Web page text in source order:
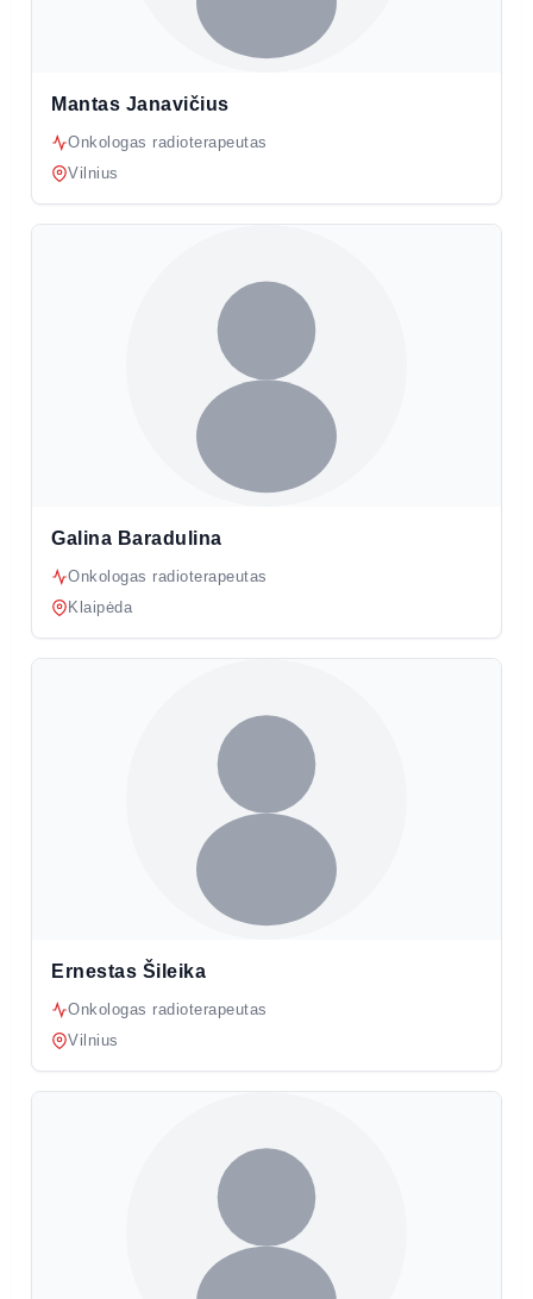
Mantas Janavičius
Onkologas radioterapeutas
Vilnius
Galina Baradulina
Onkologas radioterapeutas
Klaipėda
Ernestas Šileika
Onkologas radioterapeutas
Vilnius